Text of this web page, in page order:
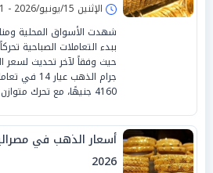
الإثنين 15/يونيو/2026 - 12:51 ص
شهدت الأسواق المحلية
ببدء التعاملات الصباحية
حيث وفقاً لآخر تحديث
4160 جنيهًا، مع تحرك متوازن في باقي الأعيرة.
2026